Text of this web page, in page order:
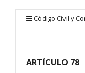
Código Civil y
ARTÍCULO 78